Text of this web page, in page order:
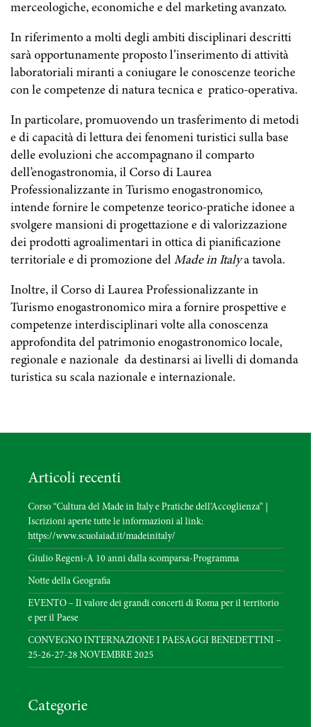
merceologiche, economiche e del marketing avanzato.
In riferimento a molti degli ambiti disciplinari descritti
sarà opportunamente proposto l’inserimento di attività
laboratoriali miranti a coniugare le conoscenze teoriche
con le competenze di natura tecnica e pratico-operativa.
In particolare, promuovendo un trasferimento di metodi
e di capacità di lettura dei fenomeni turistici sulla base
delle evoluzioni che accompagnano il comparto
dell’enogastronomia, il Corso di Laurea
Professionalizzante in Turismo enogastronomico,
intende fornire le competenze teorico-pratiche idonee a
svolgere mansioni di progettazione e di valorizzazione
dei prodotti agroalimentari in ottica di pianificazione
territoriale e di promozione del Made in Italya tavola.
Inoltre, il Corso di Laurea Professionalizzante in
Turismo enogastronomico mira a fornire prospettive e
competenze interdisciplinari volte alla conoscenza
approfondita del patrimonio enogastronomico locale,
regionale e nazionale da destinarsi ai livelli di domanda
turistica su scala nazionale e internazionale.
Articoli recenti
Corso “Cultura del Made in Italy e Pratiche dell’Accoglienza” |
Iscrizioni aperte tutte le informazioni al link:
https://www.scuolaiad.it/madeinitaly/
Giulio Regeni-A 10 anni dalla scomparsa-Programma
Notte della Geografia
EVENTO – Il valore dei grandi concerti di Roma per il territorio
e per il Paese
CONVEGNO INTERNAZIONE I PAESAGGI BENEDETTINI –
25-26-27-28 NOVEMBRE 2025
Categorie